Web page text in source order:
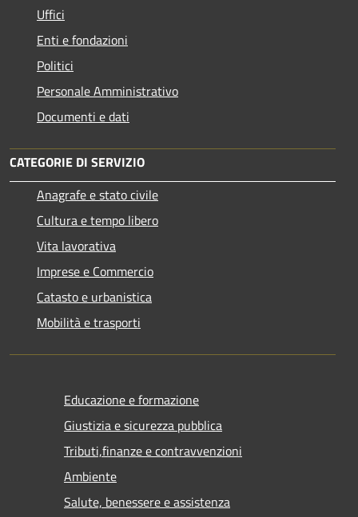
Uffici
Enti e fondazioni
Politici
Personale Amministrativo
Documenti e dati
CATEGORIE DI SERVIZIO
Anagrafe e stato civile
Cultura e tempo libero
Vita lavorativa
Imprese e Commercio
Catasto e urbanistica
Mobilità e trasporti
Educazione e formazione
Giustizia e sicurezza pubblica
Tributi,finanze e contravvenzioni
Ambiente
Salute, benessere e assistenza